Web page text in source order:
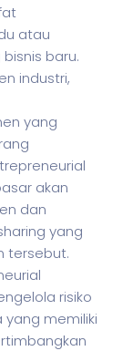
atau
baru.
industri,
yang
akan
dan
yang
tersebut.
risiko
yang memiliki